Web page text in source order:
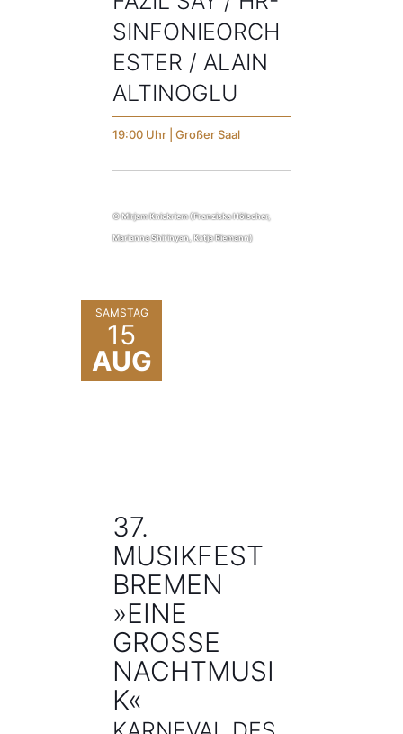
SINFONIEORCH
ESTER / ALAIN
ALTINOGLU
19:00 Uhr | Großer Saal
SAMSTAG
15
AUG
© Mirjam Knickriem (Franziska Hölscher,
Marianna Shirinyan, Katja Riemann)
37.
MUSIKFEST
BREMEN
»EINE
GROSSE N
ACHTMUSIK
«